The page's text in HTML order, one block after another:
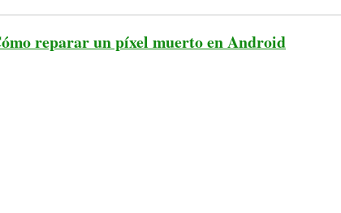
reparar un píxel muerto en Android